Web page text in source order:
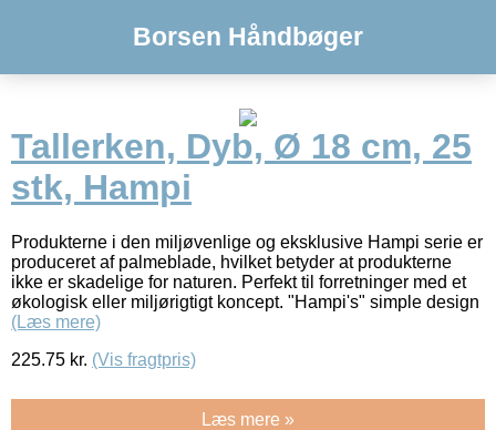
Borsen Håndbøger
Tallerken, Dyb, Ø 18 cm, 25
stk, Hampi
Produkterne i den miljøvenlige og eksklusive Hampi serie er
produceret af palmeblade, hvilket betyder at produkterne
ikke er skadelige for naturen. Perfekt til forretninger med et
økologisk eller miljørigtigt koncept. "Hampi's" simple design
(Læs mere)
225.75 kr. (Vis fragtpris)
Læs mere »